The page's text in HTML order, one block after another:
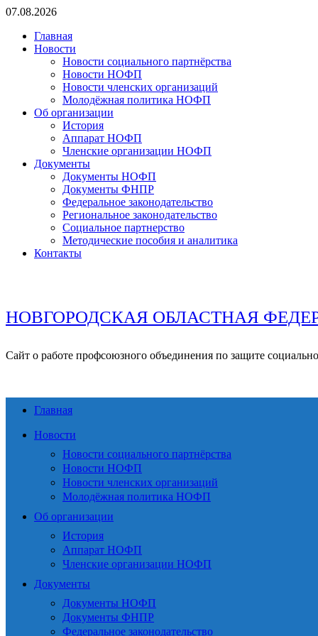
Перейти
содержимому
07.08.2026
Главная
Новости
Новости социального партнёрства
Новости НОФП
Новости членских организаций
Молодёжная политика НОФП
Об организации
История
Аппарат НОФП
Членские организации НОФП
Документы
Документы НОФП
Документы ФНПР
Федеральное законодательство
Региональное законодательство
Социальное партнерство
Методические пособия и аналитика
Контакты
НОВГОРОДСКАЯ ОБЛАСТНАЯ
Сайт о работе профсоюзного объединения по защите
Главная
Новости
Новости социального партнёрства
Новости НОФП
Новости членских организаций
Молодёжная политика НОФП
Об организации
История
Аппарат НОФП
Членские организации НОФП
Документы
Документы НОФП
Документы ФНПР
Федеральное законодательство